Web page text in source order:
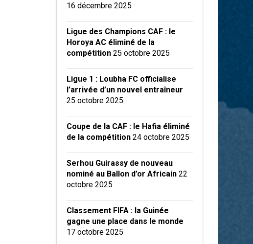
16 décembre 2025
Ligue des Champions CAF : le
Horoya AC éliminé de la
compétition 25 octobre 2025
Ligue 1 : Loubha FC officialise
l’arrivée d’un nouvel entraîneur
25 octobre 2025
Coupe de la CAF : le Hafia éliminé
de la compétition 24 octobre 2025
Serhou Guirassy de nouveau
nominé au Ballon d’or Africain 22
octobre 2025
Classement FIFA : la Guinée
gagne une place dans le monde
17 octobre 2025